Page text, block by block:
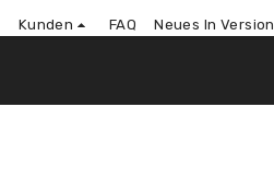
Kunden FAQ Neues In Version